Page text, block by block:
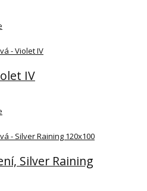
IV
Silver Raining